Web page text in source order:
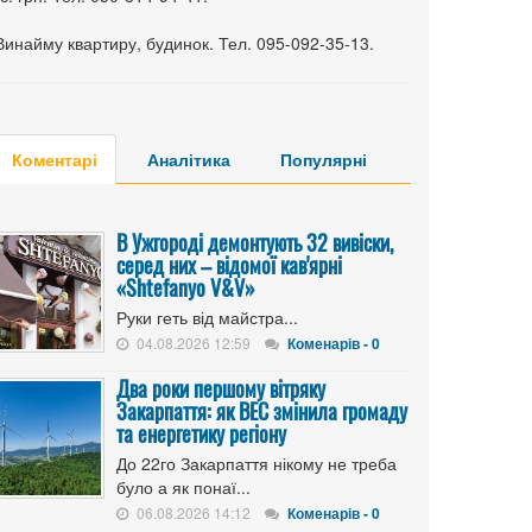
квартиру, будинок. Тел. 095-092-35-13.
Коментарі Аналітика Популярні
В Ужгороді демонтують 32 вивіски,
серед них – відомої кав'ярні
«Shtefanyo V&V»
Руки геть від майстра...
04.08.2026 12:59 Коменарів - 0
Два роки першому вітряку
Закарпаття: як ВЕС змінила громаду
та енергетику регіону
До 22го Закарпаття нікому не треба
було а як понаї...
06.08.2026 14:12 Коменарів - 0